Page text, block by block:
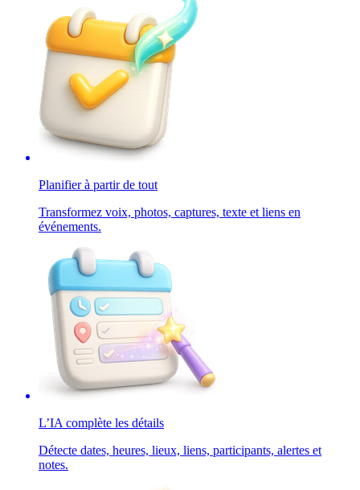
Planifier à partir de tout
Transformez voix, photos, captures, texte et liens en
événements.
L’IA complète les détails
Détecte dates, heures, lieux, liens, participants, alertes et
notes.